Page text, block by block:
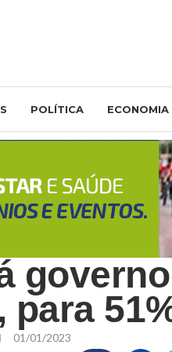
POLÍTICA ECONOMIA
para
01/01/2023